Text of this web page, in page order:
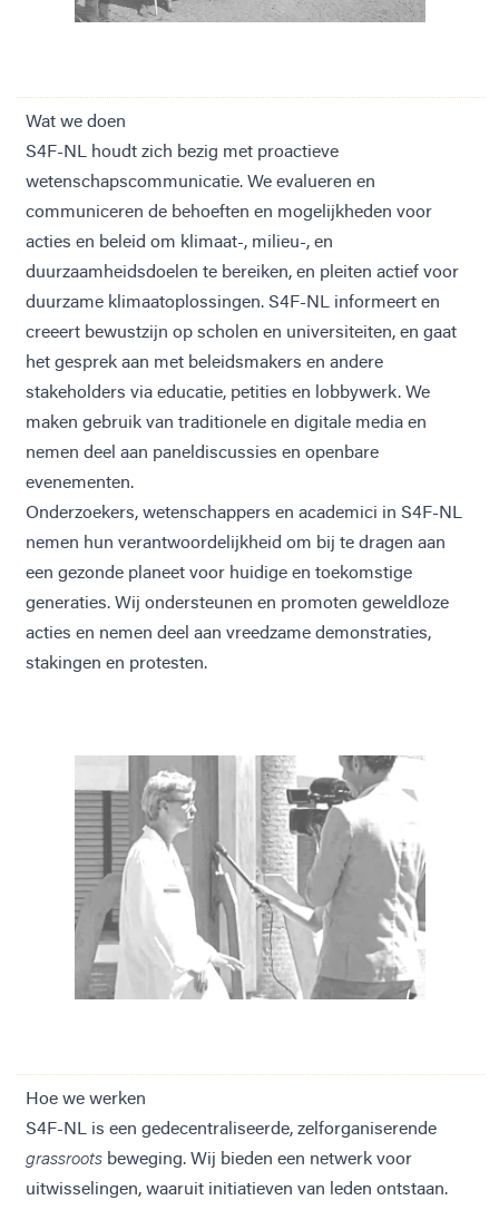
Wat we doen
S4F-NL houdt zich bezig met proactieve
wetenschapscommunicatie. We evalueren en
communiceren de behoeften en mogelijkheden voor
acties en beleid om klimaat-, milieu-, en
duurzaamheidsdoelen te bereiken, en pleiten actief voor
duurzame klimaatoplossingen. S4F-NL informeert en
creeert bewustzijn op scholen en universiteiten, en gaat
het gesprek aan met beleidsmakers en andere
stakeholders via educatie, petities en lobbywerk. We
maken gebruik van traditionele en digitale media en
nemen deel aan paneldiscussies en openbare
evenementen.
Onderzoekers, wetenschappers en academici in S4F-NL
nemen hun verantwoordelijkheid om bij te dragen aan
een gezonde planeet voor huidige en toekomstige
generaties. Wij ondersteunen en promoten geweldloze
acties en nemen deel aan vreedzame demonstraties,
stakingen en protesten.
Hoe we werken
S4F-NL is een gedecentraliseerde, zelforganiserende
grassrootsbeweging. Wij bieden een netwerk voor
uitwisselingen, waaruit initiatieven van leden ontstaan.